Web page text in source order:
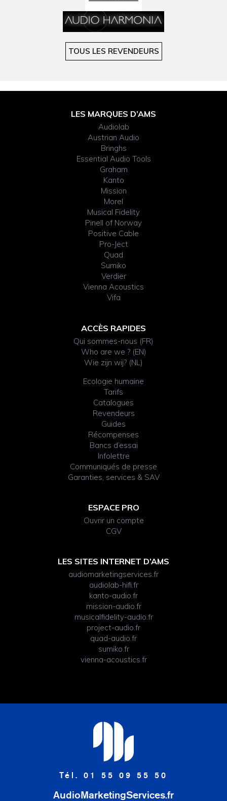
TOUS LES REVENDEURS
LES MARQUES D’AMS
Audiolab
Austrian Audio
Bringhs
Essential Audio Tools
Graham
Kanto
Mission
Morel
Musical Fidelity
Pinell of Norway
Positive Cable
Pro-Ject
Quad
Sumiko
Verdier
Vienna Acoustics
Vifa
ACCÈS RAPIDES
Qui sommes-nous (FR)
Who are we ? (EN)
Wie zijn wij? (NL)
Ecologie humaine
Tarifs
Catalogues
Revendeurs
Guides
Récompenses
Bancs d’essai
Infolettre
Communiqués de presse
Garanties, services & SAV
ESPACE PRO
Ouvrir un compte
CGV
LES SITES INTERNET D’AMS
audiomarketingservices.fr
audiolab-hifi.fr
kanto-audio.fr
mission-audio.fr
musicalfidelity-audio.fr
project-audio.fr
quad-audio.fr
sumiko.fr
vienna-acoustics.fr
Tél. 01 55 09 55 50
AudioMarketingServices.fr